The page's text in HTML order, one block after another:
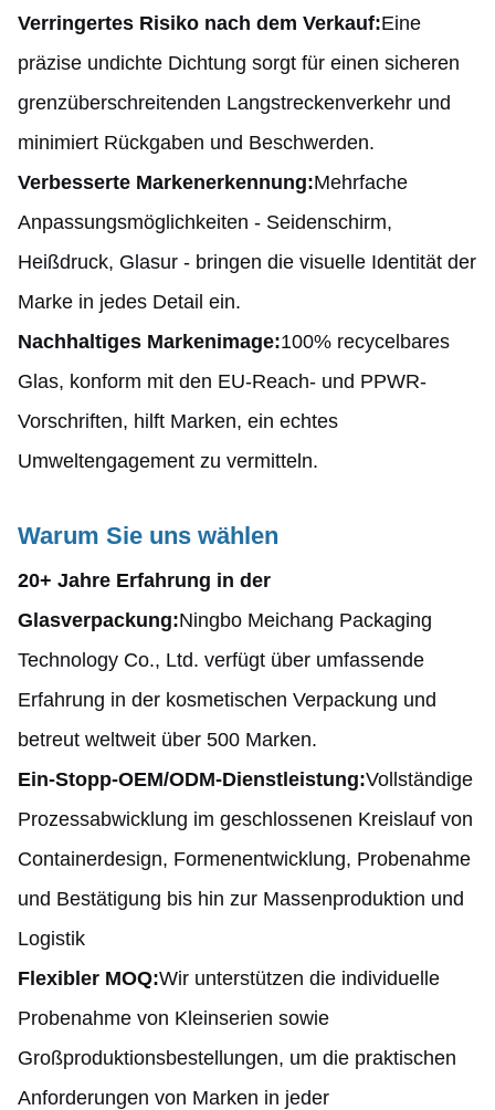
Verringertes Risiko nach dem Verkauf:Eine
präzise undichte Dichtung sorgt für einen sicheren
grenzüberschreitenden Langstreckenverkehr und
minimiert Rückgaben und Beschwerden.
Verbesserte Markenerkennung:Mehrfache
Anpassungsmöglichkeiten - Seidenschirm,
Heißdruck, Glasur - bringen die visuelle Identität der
Marke in jedes Detail ein.
Nachhaltiges Markenimage:100% recycelbares
Glas, konform mit den EU-Reach- und PPWR-
Vorschriften, hilft Marken, ein echtes
Umweltengagement zu vermitteln.
Warum Sie uns wählen
20+ Jahre Erfahrung in der
Glasverpackung:Ningbo Meichang Packaging
Technology Co., Ltd. verfügt über umfassende
Erfahrung in der kosmetischen Verpackung und
betreut weltweit über 500 Marken.
Ein-Stopp-OEM/ODM-Dienstleistung:Vollständige
Prozessabwicklung im geschlossenen Kreislauf von
Containerdesign, Formenentwicklung, Probenahme
und Bestätigung bis hin zur Massenproduktion und
Logistik
Flexibler MOQ:Wir unterstützen die individuelle
Probenahme von Kleinserien sowie
Großproduktionsbestellungen, um die praktischen
Anforderungen von Marken in jeder